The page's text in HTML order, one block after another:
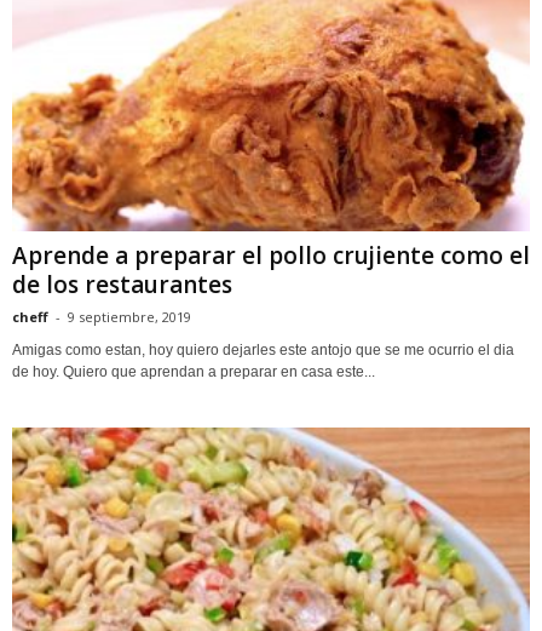
Aprende a preparar el pollo crujiente como el
de los restaurantes
cheff - 9 septiembre, 2019
Amigas como estan, hoy quiero dejarles este antojo que se me ocurrio el dia
de hoy. Quiero que aprendan a preparar en casa este...